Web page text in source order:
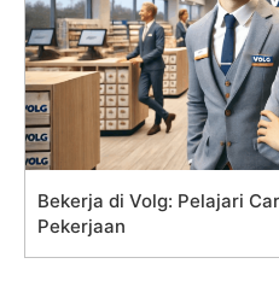
Bekerja di Volg: Pelajari
Pekerjaan